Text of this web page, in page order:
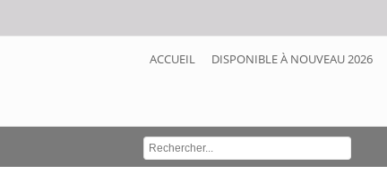
ACCUEIL DISPONIBLE À NOUVEAU 2026